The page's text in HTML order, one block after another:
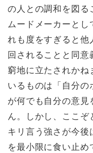
の人との調和を図る
ムードメーカーとし
れも度をすぎると他
回されることと同意
窮地に立たされかね
いるものは「自分の
が何でも自分の意見
ん。しかし、ここぞ
キリ言う強さが今後
を最小限に食い止め